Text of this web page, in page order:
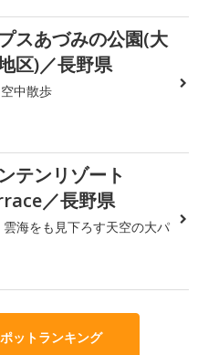
スあづみの公園(大
区)／長野県
中散歩
テンリゾート
／長野県
海をも見下ろす天空の大パ
ットランキング